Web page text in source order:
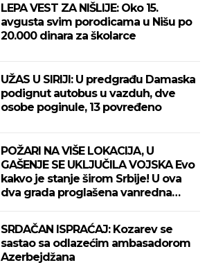
LEPA VEST ZA NIŠLIJE: Oko 15.
avgusta svim porodicama u Nišu po
20.000 dinara za školarce
UŽAS U SIRIJI: U predgrađu Damaska
podignut autobus u vazduh, dve
osobe poginule, 13 povređeno
POŽARI NA VIŠE LOKACIJA, U
GAŠENJE SE UKLJUČILA VOJSKA Evo
kakvo je stanje širom Srbije! U ova
dva grada proglašena vanredna
SRDAČAN ISPRAĆAJ: Kozarev se
sastao sa odlazećim ambasadorom
Azerbejdžana